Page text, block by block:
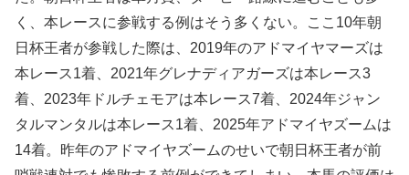
く、本レースに参戦する例はそう多くない。ここ10年朝
日杯王者が参戦した際は、2019年のアドマイヤマーズは
本レース1着、2021年グレナディアガーズは本レース3
着、2023年ドルチェモアは本レース7着、2024年ジャン
タルマンタルは本レース1着、2025年アドマイヤズームは
14着。昨年のアドマイヤズームのせいで朝日杯王者が前